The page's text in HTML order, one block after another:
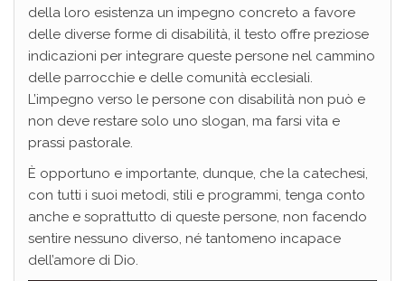
della loro esistenza un impegno concreto a favore
delle diverse forme di disabilità, il testo offre preziose
indicazioni per integrare queste persone nel cammino
delle parrocchie e delle comunità ecclesiali.
L’impegno verso le persone con disabilità non può e
non deve restare solo uno slogan, ma farsi vita e
prassi pastorale.
È opportuno e importante, dunque, che la catechesi,
con tutti i suoi metodi, stili e programmi, tenga conto
anche e soprattutto di queste persone, non facendo
sentire nessuno diverso, né tantomeno incapace
dell’amore di Dio.